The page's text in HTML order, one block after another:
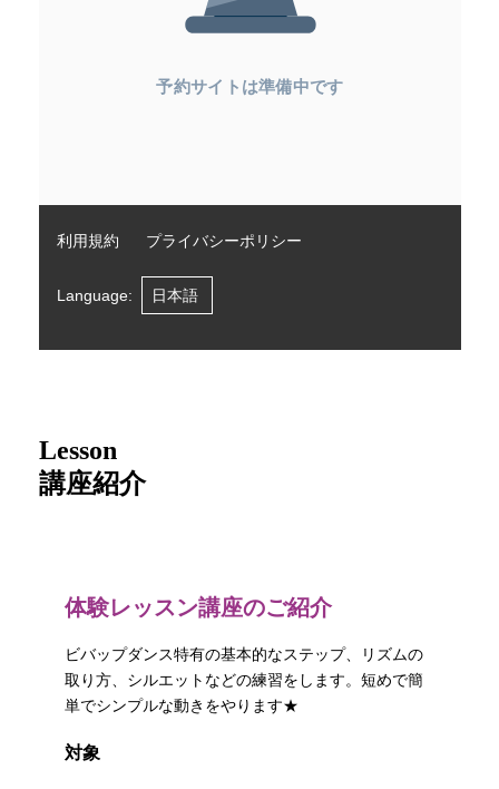
Lesson
講座紹介
体験レッスン講座のご紹介
ビバップダンス特有の基本的なステップ、リズムの
取り方、シルエットなどの練習をします。短めで簡
単でシンプルな動きをやります★
対象